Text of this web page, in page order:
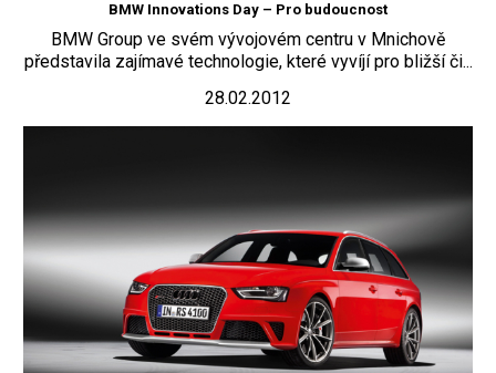
BMW Innovations Day – Pro budoucnost
BMW Group ve svém vývojovém centru v Mnichově
představila zajímavé technologie, které vyvíjí pro bližší či...
28.02.2012